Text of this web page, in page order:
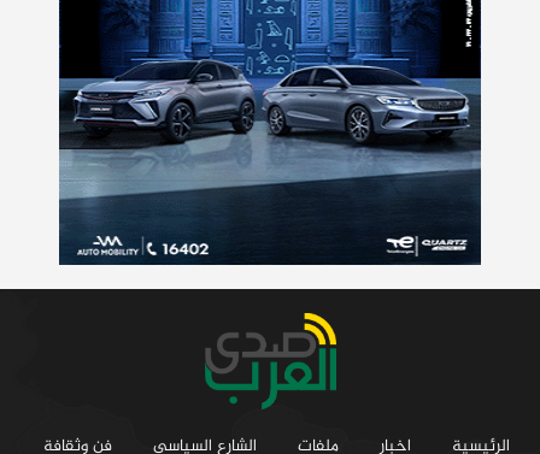
الرئيسية اخبار ملفات الشارع السياسي فن وثقافة